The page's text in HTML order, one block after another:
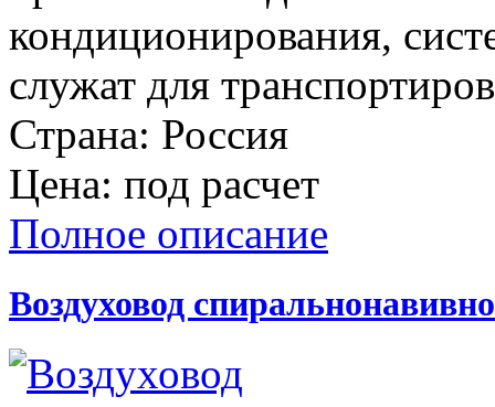
кондиционирования,
служат для
Страна: Россия
Цена: под расчет
Полное описание
Воздуховод